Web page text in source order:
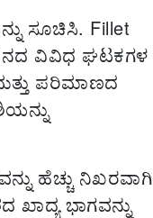
ಸೂಚಿಸಿ. Fillet
ವಿವಿಧ ಘಟಕಗಳ
ಪರಿಮಾಣದ
ಹೆಚ್ಚು ನಿಖರವಾಗಿ
ಖಾದ್ಯ ಭಾಗವನ್ನು